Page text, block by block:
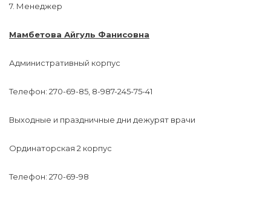
7. Менеджер
Мамбетова Айгуль Фанисовна
Административный корпус
Телефон: 270-69-85, 8-987-245-75-41
Выходные и праздничные дни дежурят врачи
Ординаторская 2 корпус
Телефон: 270-69-98